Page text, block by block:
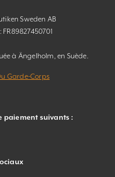
Sweden AB
à Ängelholm, en Suède.
Garde-Corps
paiement suivants :